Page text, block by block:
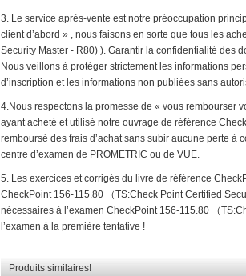
3. Le service après-vente est notre préoccupation
client d’abord » , nous faisons en sorte que tous les
Security Master - R80) ). Garantir la confidentialité des
Nous veillons à protéger strictement les informations
d’inscription et les informations non publiées sans
4.Nous respectons la promesse de « vous rembourser
ayant acheté et utilisé notre ouvrage de référence
remboursé des frais d’achat sans subir aucune perte
centre d’examen de PROMETRIC ou de VUE.
5. Les exercices et corrigés du livre de référence
CheckPoint 156-115.80 （TS:Check Point Certified
nécessaires à l’examen CheckPoint 156-115.80 （
l’examen à la première tentative !
Produits similaires!